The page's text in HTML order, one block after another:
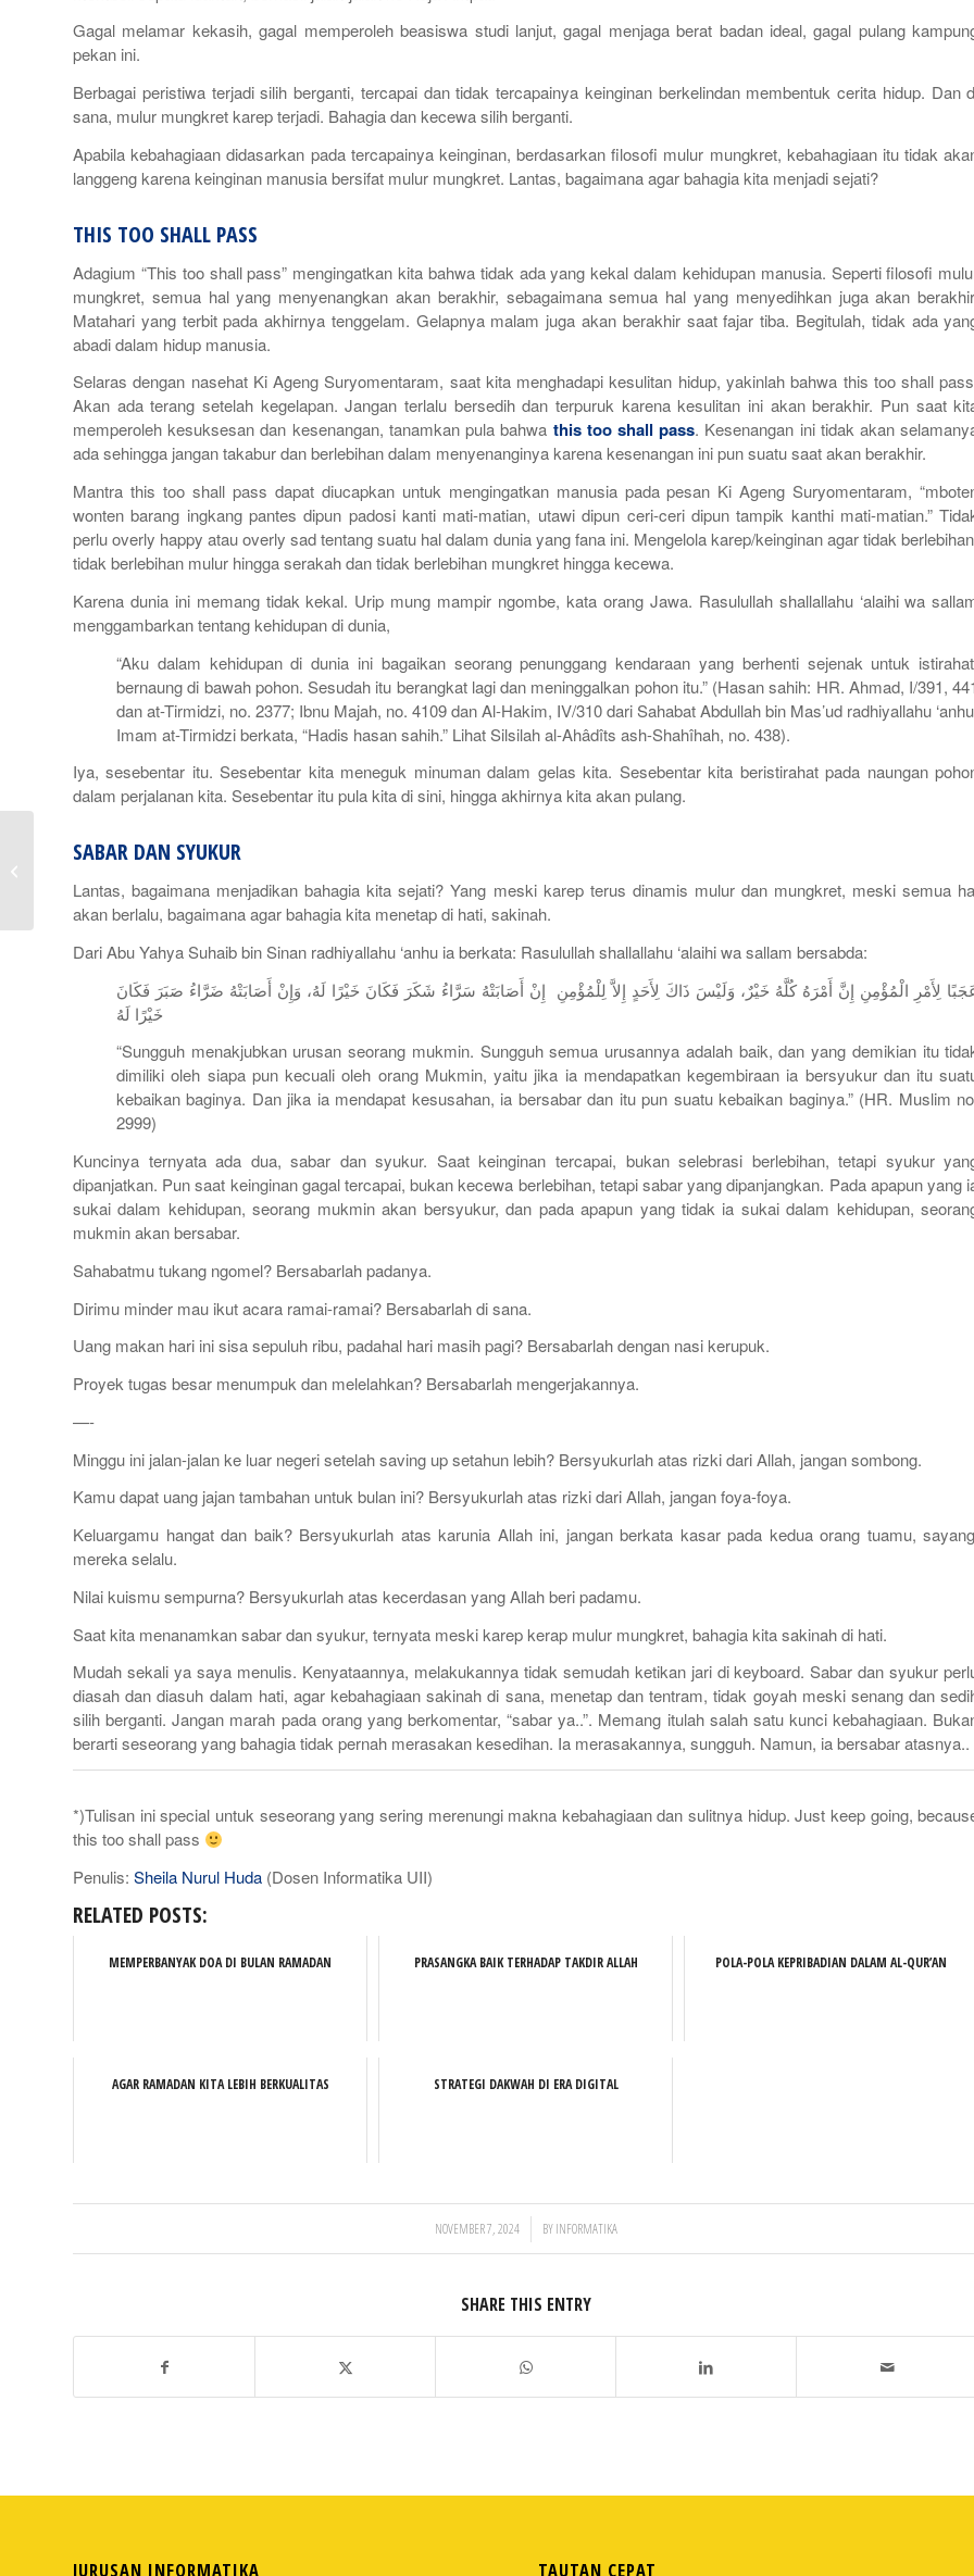
Gagal melamar kekasih, gagal memperoleh beasiswa studi lanjut, gagal menjaga berat badan ideal, gagal pulang
pekan ini.
Berbagai peristiwa terjadi silih berganti, tercapai dan tidak tercapainya keinginan berkelindan membentuk cerita hidup. Dan
sana, mulur mungkret karepterjadi. Bahagia dan kecewa silih berganti.
Apabila kebahagiaan didasarkan pada tercapainya keinginan, berdasarkan filosofi mulur mungkret, kebahagiaan itu tidak
langgeng karena keinginan manusia bersifat mulur mungkret. Lantas, bagaimana agar bahagia kita menjadi sejati?
THIS TOO SHALL PASS
Adagium “This too shall pass” mengingatkan kita bahwa tidak ada yang kekal dalam kehidupan manusia. Seperti filosofi
mungkret, semua hal yang menyenangkan akan berakhir, sebagaimana semua hal yang menyedihkan juga akan
Matahari yang terbit pada akhirnya tenggelam. Gelapnya malam juga akan berakhir saat fajar tiba. Begitulah, tidak ada
abadi dalam hidup manusia.
Selaras dengan nasehat Ki Ageng Suryomentaram, saat kita menghadapi kesulitan hidup, yakinlah bahwa this too shall pass
Akan ada terang setelah kegelapan. Jangan terlalu bersedih dan terpuruk karena kesulitan ini akan berakhir. Pun saat
memperoleh kesuksesan dan kesenangan, tanamkan pula bahwa this too shall pass. Kesenangan ini tidak akan
ada sehingga jangan takabur dan berlebihan dalam menyenanginya karena kesenangan ini pun suatu saat akan berakhir.
Mantra this too shall pass dapat diucapkan untuk mengingatkan manusia pada pesan Ki Ageng Suryomentaram, “
wonten barang ingkang pantes dipun padosi kanti mati-matian, utawi dipun ceri-ceri dipun tampik kanthi mati-matian.”
perluoverly happy atauoverly sadtentang suatu hal dalam dunia yang fana ini. Mengelola karep/keinginan agar tidak
tidak berlebihan mulur hingga serakah dan tidak berlebihan mungkret hingga kecewa.
Karena dunia ini memang tidak kekal. Urip mung mampir ngombe, kata orang Jawa. Rasulullah shallallahu ‘alaihi wa
menggambarkan tentang kehidupan di dunia,
“Aku dalam kehidupan di dunia ini bagaikan seorang penunggang kendaraan yang berhenti sejenak untuk
bernaung di bawah pohon. Sesudah itu berangkat lagi dan meninggalkan pohon itu.” (Hasan sahih: HR. Ahmad, I/391,
dan at-Tirmidzi, no. 2377; Ibnu Majah, no. 4109 dan Al-Hakim, IV/310 dari Sahabat Abdullah bin Mas’ud radhiyallahu
Imam at-Tirmidzi berkata, “Hadis hasan sahih.” Lihat Silsilah al-Ahâdîts ash-Shahîhah, no. 438).
Iya, sesebentar itu. Sesebentar kita meneguk minuman dalam gelas kita. Sesebentar kita beristirahat pada naungan
dalam perjalanan kita. Sesebentar itu pula kita di sini, hingga akhirnya kita akanpulang.
SABAR DAN SYUKUR
Lantas, bagaimana menjadikan bahagia kita sejati? Yang meski karepterus dinamis mulurdan mungkret, meski semua
akan berlalu, bagaimana agar bahagia kita menetap di hati, sakinah.
Dari Abu Yahya Suhaib bin Sinan radhiyallahu ‘anhu ia berkata: Rasulullah shallallahu ‘alaihi wa sallam bersabda:
لِأَمْرِ الْمُؤْمِنِ إِنَّ أَمْرَهُ كُلَّهُ خَيْرٌ، وَلَيْسَ ذَاكَ لِأَحَدٍ إِلاَّ لِلْمُؤْمِنِ إِنْ أَصَابَتْهُ سَرَّاءُ شَكَرَ فَكَانَ خَيْرًا لَهُ، وَإِنْ أَصَابَتْهُ ضَرَّاءُ صَبَرَ فَكَانَ
خَيْرًا لَهُ
“Sungguh menakjubkan urusan seorang mukmin. Sungguh semua urusannya adalah baik, dan yang demikian itu
dimiliki oleh siapa pun kecuali oleh orang Mukmin, yaitu jika ia mendapatkan kegembiraan ia bersyukur dan itu
kebaikan baginya. Dan jika ia mendapat kesusahan, ia bersabar dan itu pun suatu kebaikan baginya.” (HR. Muslim
2999)
Kuncinya ternyata ada dua, sabar dan syukur. Saat keinginan tercapai, bukan selebrasi berlebihan, tetapi syukur
dipanjatkan. Pun saat keinginan gagal tercapai, bukan kecewa berlebihan, tetapi sabar yang dipanjangkan. Pada apapun yang
sukai dalam kehidupan, seorang mukmin akan bersyukur, dan pada apapun yang tidak ia sukai dalam kehidupan,
mukmin akan bersabar.
Sahabatmu tukang ngomel? Bersabarlah padanya.
Dirimu minder mau ikut acara ramai-ramai? Bersabarlah di sana.
Uang makan hari ini sisa sepuluh ribu, padahal hari masih pagi? Bersabarlah dengan nasi kerupuk.
Proyek tugas besar menumpuk dan melelahkan? Bersabarlah mengerjakannya.
—-
Minggu ini jalan-jalan ke luar negeri setelahsaving upsetahun lebih? Bersyukurlah atas rizki dari Allah, jangan sombong.
Kamu dapat uang jajan tambahan untuk bulan ini? Bersyukurlah atas rizki dari Allah, jangan foya-foya.
Keluargamu hangat dan baik? Bersyukurlah atas karunia Allah ini, jangan berkata kasar pada kedua orang tuamu,
mereka selalu.
Nilai kuismu sempurna? Bersyukurlah atas kecerdasan yang Allah beri padamu.
Saat kita menanamkan sabar dan syukur, ternyata meski karep kerap mulur mungkret, bahagia kita sakinah di hati.
Mudah sekali ya saya menulis. Kenyataannya, melakukannya tidak semudah ketikan jari di keyboard. Sabar dan syukur
diasah dan diasuh dalam hati, agar kebahagiaan sakinah di sana, menetap dan tentram, tidak goyah meski senang dan
silih berganti. Jangan marah pada orang yang berkomentar, “sabar ya..”. Memang itulah salah satu kunci kebahagiaan.
berarti seseorang yang bahagia tidak pernah merasakan kesedihan. Ia merasakannya, sungguh. Namun, ia bersabar atasnya..
*)Tulisan ini special untuk seseorang yang sering merenungi makna kebahagiaan dan sulitnya hidup. Just keep going,
this too shall pass
Penulis: Sheila Nurul Huda (Dosen Informatika UII)
RELATED POSTS:
MEMPERBANYAK DOA DI BULAN RAMADAN PRASANGKA BAIK TERHADAP TAKDIR ALLAH POLA-POLA KEPRIBADIAN DALAM AL-QUR’AN
AGAR RAMADAN KITA LEBIH BERKUALITAS STRATEGI DAKWAH DI ERA DIGITAL
NOVEMBER 7, 2024
/ BYINFORMATIKA
SHARE THIS ENTRY
JURUSAN INFORMATIKA TAUTAN CEPAT
Perbedaan Dunia dan
Akhirat Menurut Islam